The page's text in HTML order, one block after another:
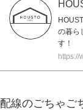
の暮ら
す！
https://
配線のごちゃご